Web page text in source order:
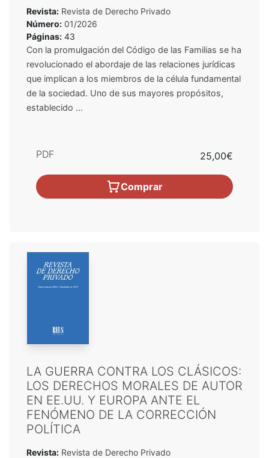
Revista: Revista de Derecho Privado
Número: 01/2026
Páginas: 43
Con la promulgación del Código de las Familias se ha
revolucionado el abordaje de las relaciones jurídicas
que implican a los miembros de la célula fundamental
de la sociedad. Uno de sus mayores propósitos,
establecido ...
PDF 25,00€
Comprar
LA GUERRA CONTRA LOS CLÁSICOS:
LOS DERECHOS MORALES DE AUTOR
EN EE.UU. Y EUROPA ANTE EL
FENÓMENO DE LA CORRECCIÓN
POLÍTICA
Revista: Revista de Derecho Privado